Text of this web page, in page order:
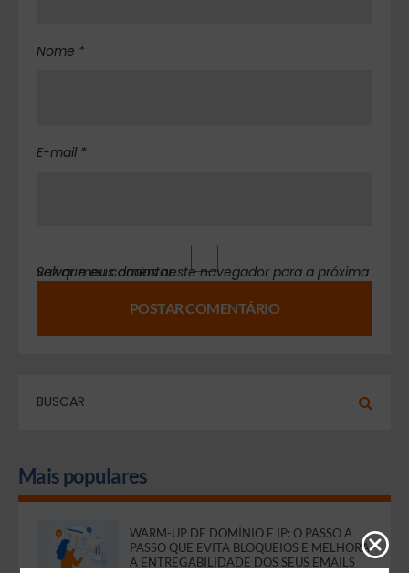
Nome *
E-mail *
Salvar meus dados neste navegador para a próxima vez que eu comentar.
Mais populares
WARM-UP DE DOMÍNIO E IP: O PASSO A
PASSO QUE EVITA BLOQUEIOS E MELHORA
A ENTREGABILIDADE DOS SEUS EMAILS